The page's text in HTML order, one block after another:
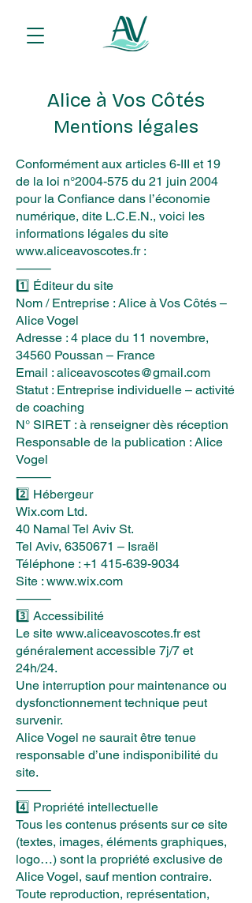
Alice à Vos Côtés
Mentions légales
Conformément aux articles 6-III et 19
de la loi n°2004-575 du 21 juin 2004
pour la Confiance dans l’économie
numérique, dite L.C.E.N., voici les
informations légales du site
www.aliceavoscotes.fr:
⸻
1️⃣ Éditeur du site
Nom / Entreprise : Alice à Vos Côtés –
Alice Vogel
Adresse : 4 place du 11 novembre,
34560 Poussan – France
Email : aliceavoscotes@gmail.com
Statut : Entreprise individuelle – activité
de coaching
N° SIRET : à renseigner dès réception
Responsable de la publication : Alice
Vogel
⸻
2️⃣ Hébergeur
Wix.com Ltd.
40 Namal Tel Aviv St.
Tel Aviv, 6350671 – Israël
Téléphone : +1 415-639-9034
Site : www.wix.com
⸻
3️⃣ Accessibilité
Le site www.aliceavoscotes.frest
généralement accessible 7j/7 et
24h/24.
Une interruption pour maintenance ou
dysfonctionnement technique peut
survenir.
Alice Vogel ne saurait être tenue
responsable d’une indisponibilité du
site.
⸻
4️⃣ Propriété intellectuelle
Tous les contenus présents sur ce site
(textes, images, éléments graphiques,
logo…) sont la propriété exclusive de
Alice Vogel, sauf mention contraire.
Toute reproduction, représentation,